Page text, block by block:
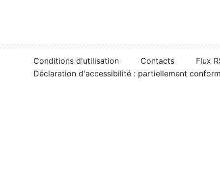
Conditions d'utilisation Contacts
Flux
Déclaration d'accessibilité : partiellement